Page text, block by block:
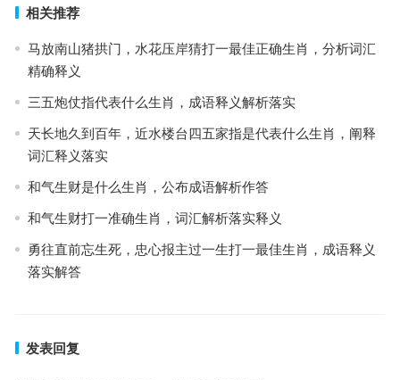
相关推荐
马放南山猪拱门，水花压岸猜打一最佳正确生肖，分析词汇
精确释义
三五炮仗指代表什么生肖，成语释义解析落实
天长地久到百年，近水楼台四五家指是代表什么生肖，阐释
词汇释义落实
和气生财是什么生肖，公布成语解析作答
和气生财打一准确生肖，词汇解析落实释义
勇往直前忘生死，忠心报主过一生打一最佳生肖，成语释义
落实解答
发表回复